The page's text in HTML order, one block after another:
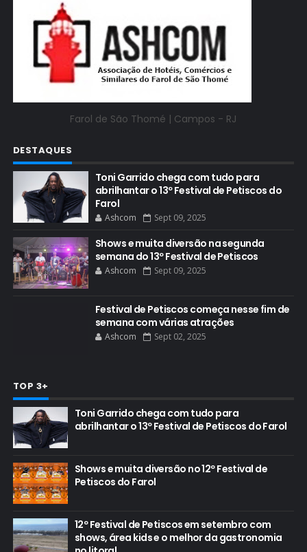
Farol de São Thomé | Campos - RJ
DESTAQUES
Toni Garrido chega com tudo para
abrilhantar o 13º Festival de Petiscos do
Farol
Ashcom Sept 09, 2025
Shows e muita diversão na segunda
semana do 13º Festival de Petiscos
Ashcom Sept 09, 2025
Festival de Petiscos começa nesse fim de
semana com várias atrações
Ashcom Sept 02, 2025
TOP 3+
Toni Garrido chega com tudo para
abrilhantar o 13º Festival de Petiscos do Farol
Shows e muita diversão no 12º Festival de
Petiscos do Farol
12º Festival de Petiscos em setembro com
shows, área kids e o melhor da gastronomia